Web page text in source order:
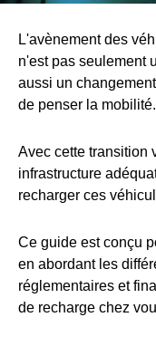
L'avènement des
n'est pas seulement
aussi un
de penser la mobilité.
Avec cette transition
infrastructure
recharger ces
Ce guide est conçu
en abordant les
réglementaires et
de recharge chez